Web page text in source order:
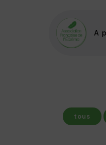
A
tous